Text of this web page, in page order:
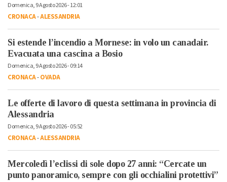
Domenica, 9 Agosto 2026 - 12:01
CRONACA-ALESSANDRIA
Si estende l’incendio a Mornese: in volo un canadair.
Evacuata una cascina a Bosio
Domenica, 9 Agosto 2026 - 09:14
CRONACA-OVADA
Le offerte di lavoro di questa settimana in provincia di
Alessandria
Domenica, 9 Agosto 2026 - 05:52
CRONACA-ALESSANDRIA
Mercoledì l’eclissi di sole dopo 27 anni: “Cercate un
punto panoramico, sempre con gli occhialini protettivi”